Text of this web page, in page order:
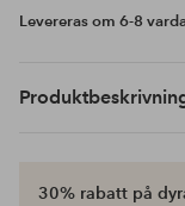
Levereras om 6-8
30% rabatt på